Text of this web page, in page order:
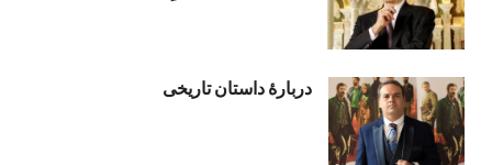
دربارۀ داستان تاریخی